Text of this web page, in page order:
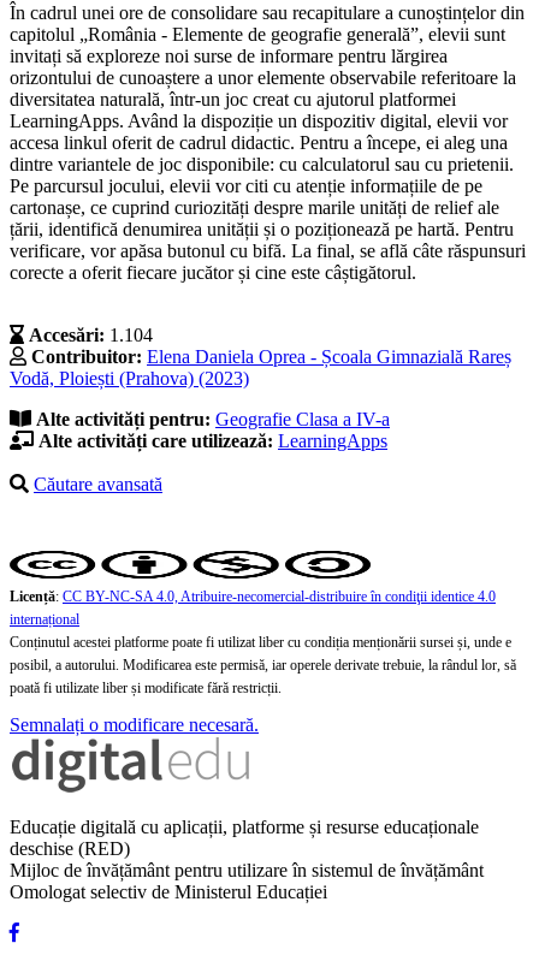
În cadrul unei ore de consolidare sau recapitulare a cunoștințelor din
capitolul „România - Elemente de geografie generală”, elevii sunt
invitați să exploreze noi surse de informare pentru lărgirea
orizontului de cunoaștere a unor elemente observabile referitoare la
diversitatea naturală, într-un joc creat cu ajutorul platformei
LearningApps. Având la dispoziție un dispozitiv digital, elevii vor
accesa linkul oferit de cadrul didactic. Pentru a începe, ei aleg una
dintre variantele de joc disponibile: cu calculatorul sau cu prietenii.
Pe parcursul jocului, elevii vor citi cu atenție informațiile de pe
cartonașe, ce cuprind curiozități despre marile unități de relief ale
țării, identifică denumirea unității și o poziționează pe hartă. Pentru
verificare, vor apăsa butonul cu bifă. La final, se află câte răspunsuri
corecte a oferit fiecare jucător și cine este câștigătorul.
Accesări: 1.104
Contribuitor: Elena Daniela Oprea - Școala Gimnazială Rareș
Vodă, Ploiești (Prahova) (2023)
Alte activități pentru: Geografie Clasa a IV-a
Alte activități care utilizează: LearningApps
Căutare avansată
Licență: CC BY-NC-SA 4.0, Atribuire-necomercial-distribuire în condiţii identice 4.0
internațional
Conținutul acestei platforme poate fi utilizat liber cu condiția menționării sursei și, unde e
posibil, a autorului. Modificarea este permisă, iar operele derivate trebuie, la rândul lor, să
poată fi utilizate liber și modificate fără restricții.
Semnalați o modificare necesară.
Educație digitală cu aplicații, platforme și resurse educaționale
deschise (RED)
Mijloc de învățământ pentru utilizare în sistemul de învățământ
Omologat selectiv de Ministerul Educației